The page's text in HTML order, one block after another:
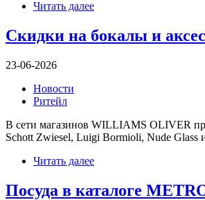
Читать далее
Скидки на бокалы и
23-06-2026
Новости
Ритейл
В сети магазинов WILLIAMS OLIVER
Schott Zwiesel, Luigi Bormioli, Nude Glass
Читать далее
Посуда в каталоге